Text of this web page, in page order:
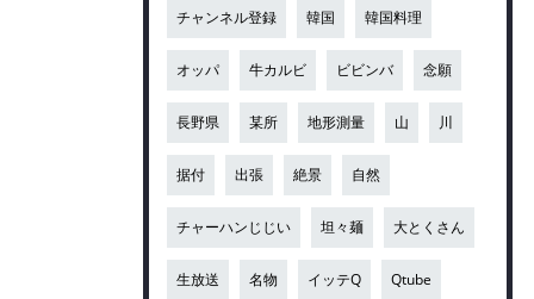
チャンネル登録 韓国 韓国料理
オッパ 牛カルビ ビビンバ 念願
長野県 某所 地形測量 山 川
据付 出張 絶景 自然
チャーハンじじい 坦々麺 大とくさん
生放送 名物 イッテQ Qtube